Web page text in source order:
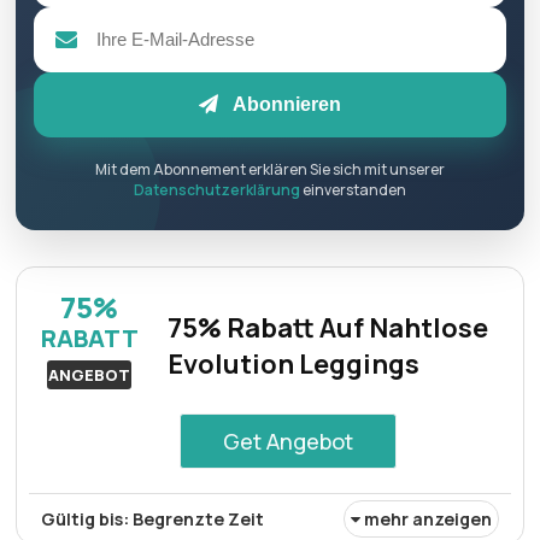
Abonnieren
Mit dem Abonnement erklären Sie sich mit unserer
Datenschutzerklärung einverstanden
75%
RABATT
ANGEBOT
75% Rabatt Auf Nahtlose
Evolution Leggings
Get Angebot
Gültig bis: Begrenzte Zeit mehr anzeigen